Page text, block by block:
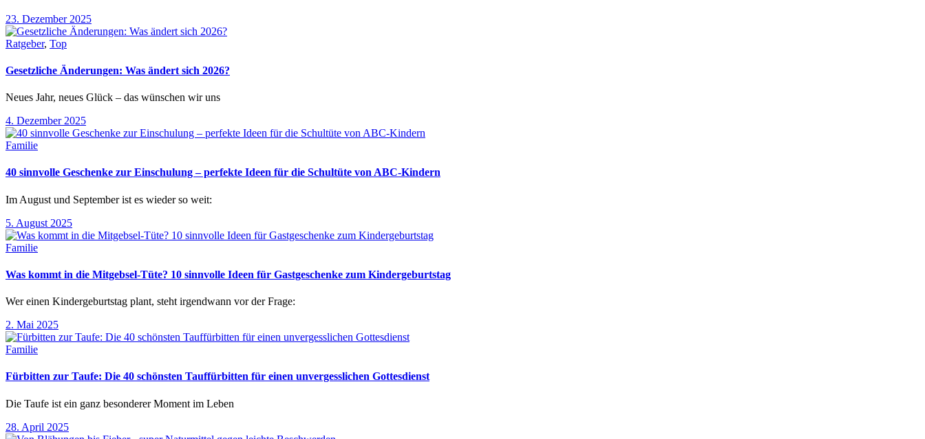
23. Dezember 2025
Ratgeber, Top
Gesetzliche Änderungen: Was ändert sich 2026?
Neues Jahr, neues Glück – das wünschen wir uns
4. Dezember 2025
Familie
40 sinnvolle Geschenke zur Einschulung – perfekte Ideen für die Schultüte von ABC-Kindern
Im August und September ist es wieder so weit:
5. August 2025
Familie
Was kommt in die Mitgebsel-Tüte? 10 sinnvolle Ideen für Gastgeschenke zum Kindergeburtstag
Wer einen Kindergeburtstag plant, steht irgendwann vor der Frage:
2. Mai 2025
Familie
Fürbitten zur Taufe: Die 40 schönsten Tauffürbitten für einen unvergesslichen Gottesdienst
Die Taufe ist ein ganz besonderer Moment im Leben
28. April 2025